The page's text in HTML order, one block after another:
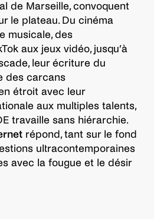
de Marseille, convoquent
le plateau. Du cinéma
musicale, des
aux jeux vidéo, jusqu’à
leur écriture du
des carcans
étroit avec leur
aux multiples talents,
travaille sans hiérarchie.
répond, tant sur le fond
ultracontemporaines
avec la fougue et le désir